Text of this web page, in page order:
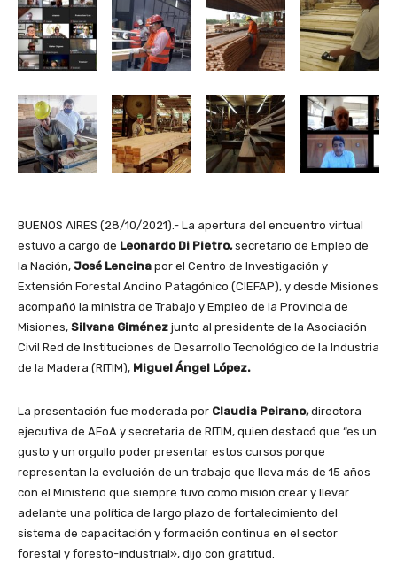
BUENOS AIRES (28/10/2021).- La apertura del encuentro virtual
estuvo a cargo de Leonardo Di Pietro,secretario de Empleo de
la Nación, José Lencina por el Centro de Investigación y
Extensión Forestal Andino Patagónico (CIEFAP), y desde Misiones
acompañó la ministra de Trabajo y Empleo de la Provincia de
Misiones, Silvana Giménez junto al presidente de la Asociación
Civil Red de Instituciones de Desarrollo Tecnológico de la Industria
de la Madera (RITIM), Miguel Ángel López.
La presentación fue moderada por Claudia Peirano,directora
ejecutiva de AFoA y secretaria de RITIM, quien destacó que “es un
gusto y un orgullo poder presentar estos cursos porque
representan la evolución de un trabajo que lleva más de 15 años
con el Ministerio que siempre tuvo como misión crear y llevar
adelante una política de largo plazo de fortalecimiento del
sistema de capacitación y formación continua en el sector
forestal y foresto-industrial», dijo con gratitud.